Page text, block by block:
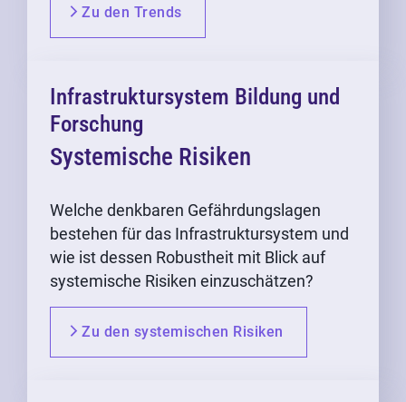
Zu den Trends
Infrastruktursystem Bildung und
Forschung
Systemische Risiken
Welche denkbaren Gefährdungslagen
bestehen für das Infrastruktursystem und
wie ist dessen Robustheit mit Blick auf
systemische Risiken einzuschätzen?
Zu den systemischen Risiken